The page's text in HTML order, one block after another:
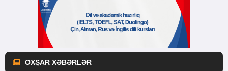
OXŞAR XƏBƏRLƏR